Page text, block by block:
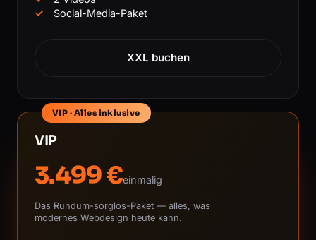
Social-Media-Paket
XXL buchen
VIP · Alles inklusive
VIP
3.499 €einmalig
Das Rundum-sorglos-Paket — alles, was
modernes Webdesign heute kann.